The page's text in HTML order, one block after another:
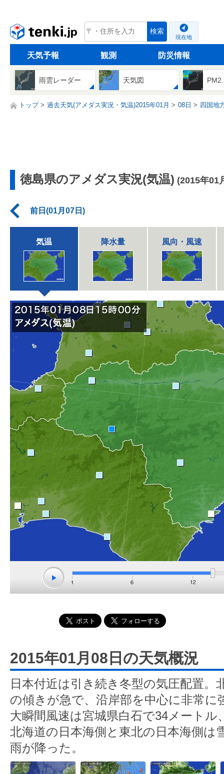
tenki.jp 検索
現在地
天気予報 観測 防災情報
雨雲レーダー 天気図
トップ 過去天気(アメダス実況・気温)2015年01月 08日 四国地
徳島県のアメダス実況(気温) (2015年01
前日(01月07日)
気温 降水量 風向・風速
2015年01月08日の天気概況
日本付近は引き続き冬型の気圧配置。
の傾きが急で、沿岸部を中心に非常に
大瞬間風速は宮城県白石で34メートル
北海道の日本海側と東北の日本海側は
雨が降った。